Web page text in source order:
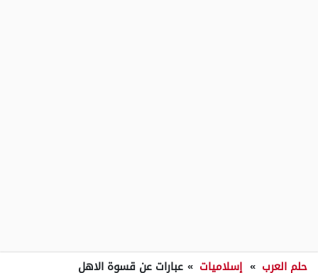
حلم العرب » إسلاميات » عبارات عن قسوة الاهل